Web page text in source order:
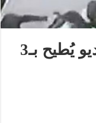
الدار البيضاء : شريط فيديو يُطيح بـ3